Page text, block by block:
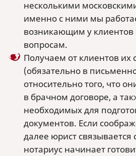
несколькими
именно с ними мы
возникающим у клиентов
вопросам.
Получаем от клиентов их
(обязательно в
относительно того, что
в брачном договоре, а
необходимых для
документов. Если
далее юрист связывается
нотариус начинает